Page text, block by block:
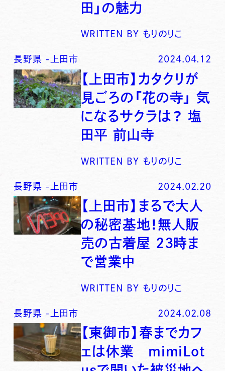
田」の魅力
WRITTEN BY もりのりこ
長野県 - 上田市 2024.04.12
【上田市】カタクリが
見ごろの「花の寺」 気
になるサクラは？ 塩
田平 前山寺
WRITTEN BY もりのりこ
長野県 - 上田市 2024.02.20
【上田市】まるで大人
の秘密基地！無人販
売の古着屋 23時ま
で営業中
WRITTEN BY もりのりこ
長野県 - 上田市 2024.02.08
【東御市】春までカフ
ェは休業 mimiLot